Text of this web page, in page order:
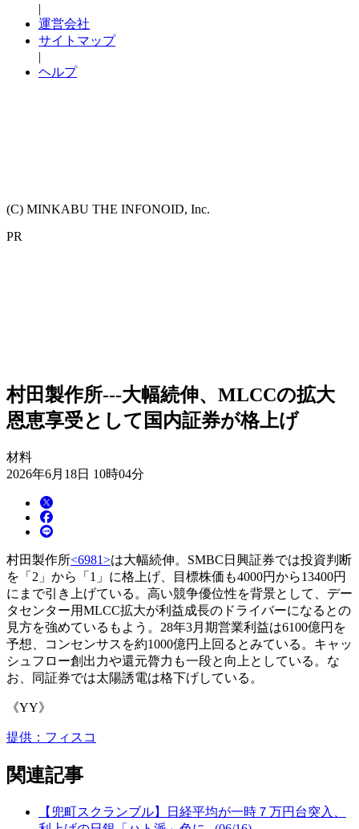
|
運営会社
サイトマップ
|
ヘルプ
(C) MINKABU THE INFONOID, Inc.
PR
村田製作所---大幅続伸、MLCCの拡大
恩恵享受として国内証券が格上げ
材料
2026年6月18日 10時04分
村田製作所<6981>は大幅続伸。SMBC日興証券では投資判断
を「2」から「1」に格上げ、目標株価も4000円から13400円
にまで引き上げている。高い競争優位性を背景として、デー
タセンター用MLCC拡大が利益成長のドライバーになるとの
見方を強めているもよう。28年3月期営業利益は6100億円を
予想、コンセンサスを約1000億円上回るとみている。キャッ
シュフロー創出力や還元膂力も一段と向上としている。な
お、同証券では太陽誘電は格下げしている。
《YY》
提供：フィスコ
関連記事
【兜町スクランブル】日経平均が一時７万円台突入、